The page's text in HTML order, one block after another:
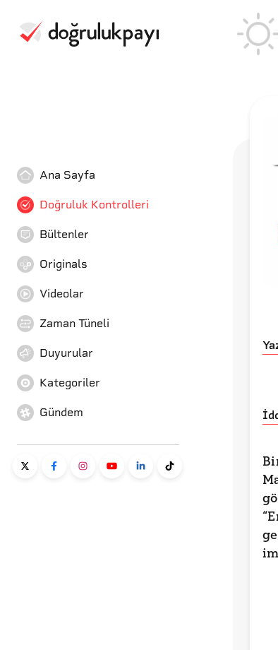
Ana Sayfa
Doğruluk Kontrolleri
Bültenler
Originals
Videolar
Zaman Tüneli
Duyurular
Kategoriler
Gündem